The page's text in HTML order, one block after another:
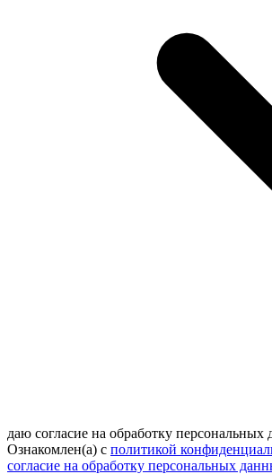
даю согласие на обработку персональных
Ознакомлен(а) с политикой
согласие на обработку персональных